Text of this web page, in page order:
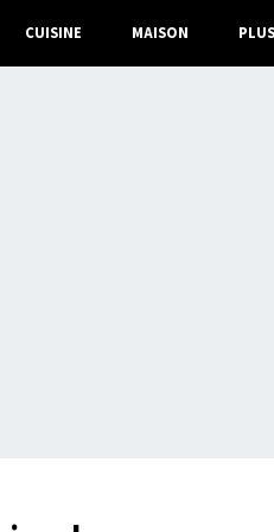
CUISINE MAISON PLUS